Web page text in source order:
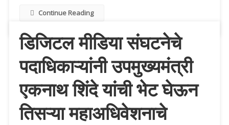
Continue Reading
डिजिटल मीडिया संघटनेचे
पदाधिकाऱ्यांनी उपमुख्यमंत्री
एकनाथ शिंदे यांची भेट घेऊन
तिसऱ्या महाअधिवेशनाचे